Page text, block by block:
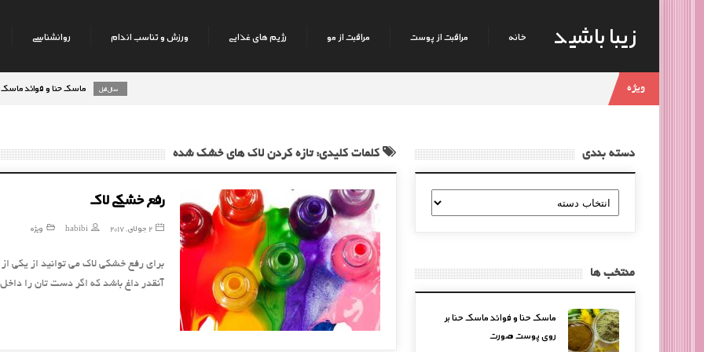
زیبا باشید خانه مراقبت از پوست مراقبت از مو رژیم های غذایی ورزش و تناسب اندام روانشناسی
ویژه ماسک حنا و فوائد ماسک حنا بر
کلمات کلیدی: تازه کردن لاک های خشک شده
رفع خشکی لاک
2 جولای, 2017 habibi ویژه
برای رفع خشکی لاک می توانید از یکی از
آنقدر داغ باشد که اگر دست تان را
دسته بندی
دسته
بندی
منتخب ها
ماسک حنا و فوائد ماسک حنا بر
روی پوست صورت